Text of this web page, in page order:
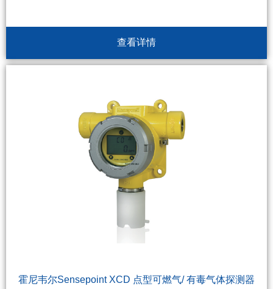
查看详情
霍尼韦尔Sensepoint XCD 点型可燃气/ 有毒气体探测器